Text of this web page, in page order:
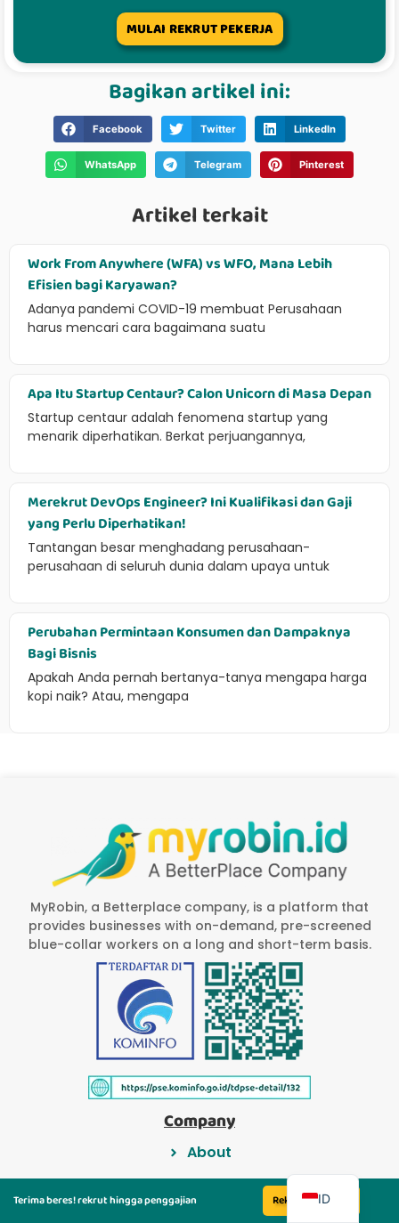
MULAI REKRUT PEKERJA
Bagikan artikel ini:
Facebook Twitter LinkedIn
WhatsApp Telegram Pinterest
Artikel terkait
Work From Anywhere (WFA) vs WFO, Mana Lebih
Efisien bagi Karyawan?
Adanya pandemi COVID-19 membuat Perusahaan
harus mencari cara bagaimana suatu
Apa Itu Startup Centaur? Calon Unicorn di Masa Depan
Startup centaur adalah fenomena startup yang
menarik diperhatikan. Berkat perjuangannya,
Merekrut DevOps Engineer? Ini Kualifikasi dan Gaji
yang Perlu Diperhatikan!
Tantangan besar menghadang perusahaan-
perusahaan di seluruh dunia dalam upaya untuk
Perubahan Permintaan Konsumen dan Dampaknya
Bagi Bisnis
Apakah Anda pernah bertanya-tanya mengapa harga
kopi naik? Atau, mengapa
Terima beres! rekrut hingga penggajian Rekrut Sekarang
MyRobin, a Betterplace company, is a platform that
provides businesses with on-demand, pre-screened
blue-collar workers on a long and short-term basis.
Company
About
Blog
Kebijakan Privasi
ID